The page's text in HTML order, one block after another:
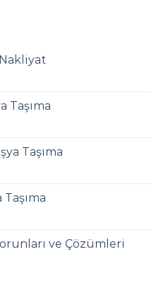
Taşıma
Taşıma
Taşıma
ve Çözümleri